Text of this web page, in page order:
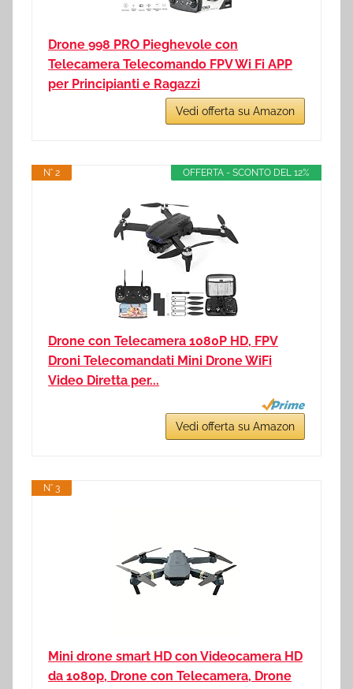
Drone 998 PRO Pieghevole con
Telecamera Telecomando FPV Wi Fi APP
per Principianti e Ragazzi
Vedi offerta su Amazon
OFFERTA - SCONTO DEL 12%
N° 2
Drone con Telecamera 1080P HD, FPV
Droni Telecomandati Mini Drone WiFi
Video Diretta per...
Vedi offerta su Amazon
N° 3
Mini drone smart HD con Videocamera HD
da 1080p, Drone con Telecamera, Drone